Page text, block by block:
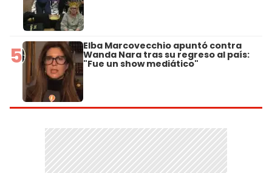
5 Elba Marcovecchio apuntó contra
Wanda Nara tras su regreso al país:
"Fue un show mediático"